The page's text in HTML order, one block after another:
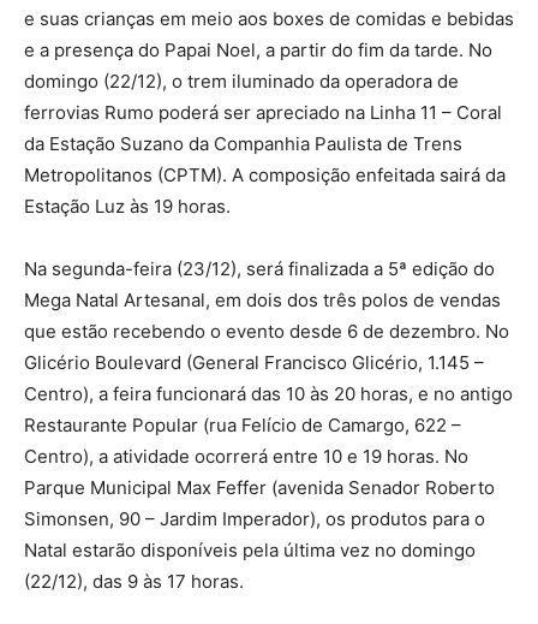
e suas crianças em meio aos boxes de comidas e bebidas
e a presença do Papai Noel, a partir do fim da tarde. No
domingo (22/12), o trem iluminado da operadora de
ferrovias Rumo poderá ser apreciado na Linha 11 – Coral
da Estação Suzano da Companhia Paulista de Trens
Metropolitanos (CPTM). A composição enfeitada sairá da
Estação Luz às 19 horas.
Na segunda-feira (23/12), será finalizada a 5ª edição do
Mega Natal Artesanal, em dois dos três polos de vendas
que estão recebendo o evento desde 6 de dezembro. No
Glicério Boulevard (General Francisco Glicério, 1.145 –
Centro), a feira funcionará das 10 às 20 horas, e no antigo
Restaurante Popular (rua Felício de Camargo, 622 –
Centro), a atividade ocorrerá entre 10 e 19 horas. No
Parque Municipal Max Feffer (avenida Senador Roberto
Simonsen, 90 – Jardim Imperador), os produtos para o
Natal estarão disponíveis pela última vez no domingo
(22/12), das 9 às 17 horas.